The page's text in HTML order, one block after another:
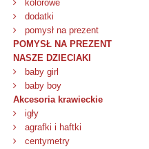
kolorowe
dodatki
pomysł na prezent
POMYSŁ NA PREZENT
NASZE DZIECIAKI
baby girl
baby boy
Akcesoria krawieckie
igły
agrafki i haftki
centymetry